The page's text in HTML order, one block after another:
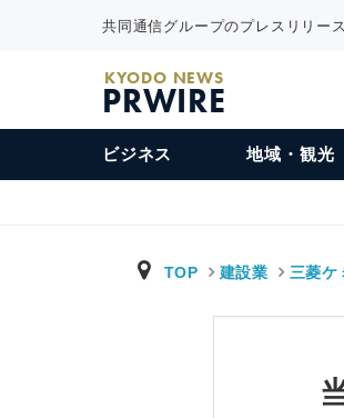
共同通信グループのプレスリリー
KYODO NEWS
PRWIRE
ビジネス 地域・観光
TOP 建設業 三菱